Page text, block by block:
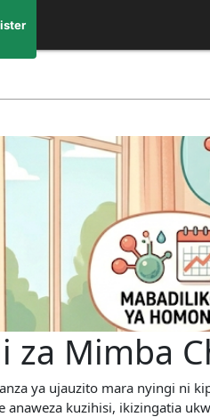
za Mimba
ya ujauzito mara nyingi ni
anaweza kuzihisi, ikizingatia